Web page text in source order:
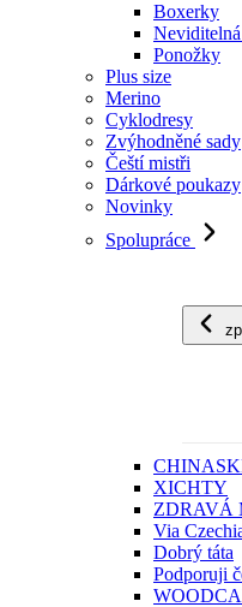
Boxerky
Ponožky
Plus size
Merino
Cyklodresy
Zvýhodněné sady
Čeští mistři
Dárkové poukazy
Novinky
Spolupráce
XICHTY
ZDRAVÁ
Via
Dobrý táta
Podporuji